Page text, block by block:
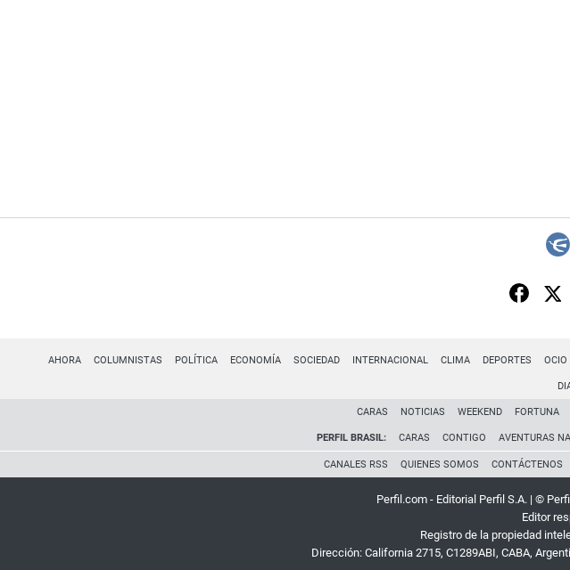
AHORA COLUMNISTAS POLÍTICA ECONOMÍA SOCIEDAD INTERNACIONAL CLIMA DEPORTES OCIO
CARAS NOTICIAS WEEKEND FORTUNA
PERFIL BRASIL: CARAS CONTIGO AVENTURAS
CANALES RSS QUIENES SOMOS CONTÁCTENOS
Perfil.com - Editorial Perfil S.A. | ©
Editor
Registro de la propiedad
Dirección: California 2715, C1289ABI, CABA,